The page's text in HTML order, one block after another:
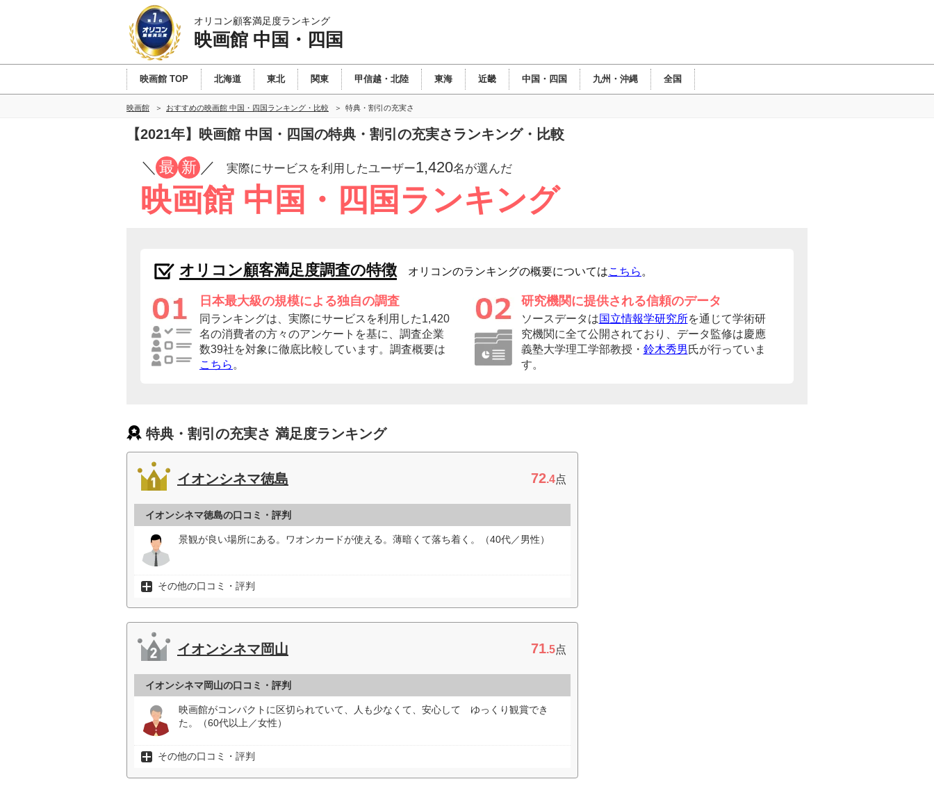
オリコン顧客満足度ランキング
映画館 中国・四国
映画館 TOP 北海道 東北 関東 甲信越・北陸 東海 近畿 中国・四国 九州・沖縄 全国
映画館 おすすめの映画館 中国・四国ランキング・比較 特典・割引の充実さ
【2021年】映画館 中国・四国の特典・割引の充実さランキング・比較
／ 最 新 ／ 実際にサービスを利用したユーザー1,420名が選んだ
映画館 中国・四国ランキング
オリコン顧客満足度調査の特徴 オリコンのランキングの概要についてはこちら 。
日本最大級の規模による独自の調査
同ランキングは、実際にサービスを利用した1,420
名の消費者の方々のアンケートを基に、調査企業
数39社を対象に徹底比較しています。調査概要は
こちら 。
研究機関に提供される信頼のデータ
ソースデータは国立情報学研究所を通じて学術研
究機関に全て公開されており、データ監修は慶應
義塾大学理工学部教授・ 鈴木秀男 氏が行っていま
す。
特典・割引の充実さ 満足度ランキング
イオンシネマ徳島 72.4点
イオンシネマ徳島の口コミ・評判
景観が良い場所にある。ワオンカードが使える。薄暗くて落ち着く。（40代／男性）
その他の口コミ・評判
イオンシネマ岡山 71.5点
イオンシネマ岡山の口コミ・評判
映画館がコンパクトに区切られていて、人も少なくて、安心して ゆっくり観賞でき
た。（60代以上／女性）
その他の口コミ・評判